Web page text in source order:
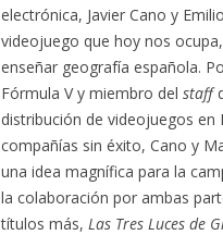
electrónica, Javier Cano y
videojuego que hoy nos ocupa,
enseñar geografía española.
Fórmula V y miembro delstaff
distribución de videojuegos en
compañías sin éxito, Cano y
una idea magnífica para la
la colaboración por ambas
títulos más, Las Tres Luces de